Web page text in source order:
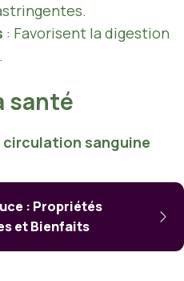
: Favorisent la digestion
santé
sanguine
: Propriétés
et Bienfaits